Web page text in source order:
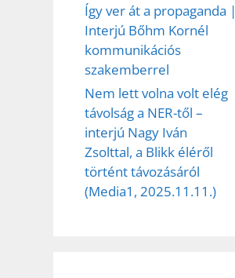
Így ver át a propaganda |
Interjú Bőhm Kornél
kommunikációs
szakemberrel
Nem lett volna volt elég
távolság a NER-től –
interjú Nagy Iván
Zsolttal, a Blikk éléről
történt távozásáról
(Media1, 2025.11.11.)